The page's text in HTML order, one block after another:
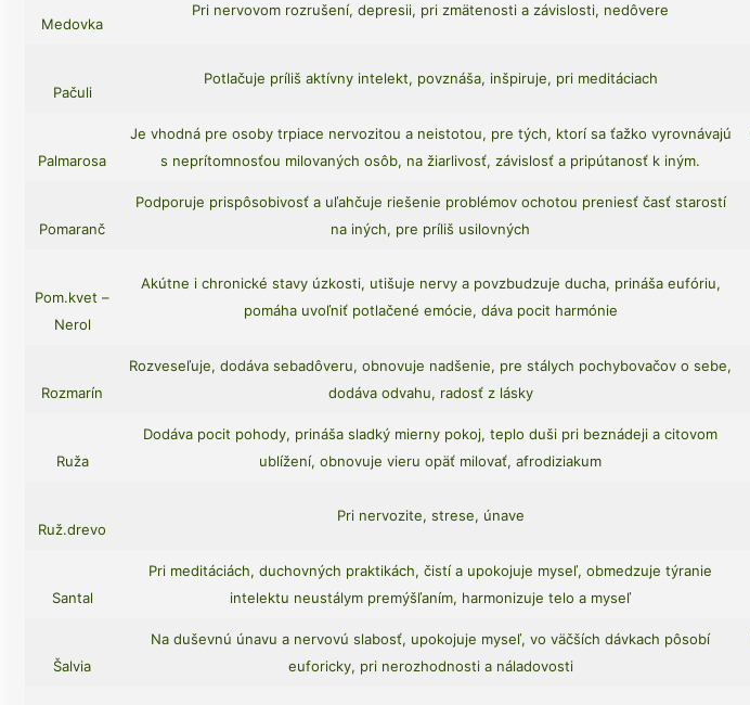
Medovka
Pri nervovom rozrušení, depresii, pri zmätenosti a závislosti, nedôvere
Pačuli
Potlačuje príliš aktívny intelekt, povznáša, inšpiruje, pri meditáciach
Palmarosa
Je vhodná pre osoby trpiace nervozitou a neistotou, pre tých, ktorí sa ťažko vyrovnávajú
s neprítomnosťou milovaných osôb, na žiarlivosť, závislosť a pripútanosť k iným.
Pomaranč
Podporuje prispôsobivosť a uľahčuje riešenie problémov ochotou preniesť časť starostí
na iných, pre príliš usilovných
Pom.kvet –
Nerol
Akútne i chronické stavy úzkosti, utišuje nervy a povzbudzuje ducha, prináša eufóriu,
pomáha uvoľniť potlačené emócie, dáva pocit harmónie
Rozmarín
Rozveseľuje, dodáva sebadôveru, obnovuje nadšenie, pre stálych pochybovačov o sebe,
dodáva odvahu, radosť z lásky
Ruža
Dodáva pocit pohody, prináša sladký mierny pokoj, teplo duši pri beznádeji a citovom
ublížení, obnovuje vieru opäť milovať, afrodiziakum
Ruž.drevo
Pri nervozite, strese, únave
Santal
Pri meditáciách, duchovných praktikách, čistí a upokojuje myseľ, obmedzuje týranie
intelektu neustálym premýšľaním, harmonizuje telo a myseľ
Šalvia
Na duševnú únavu a nervovú slabosť, upokojuje myseľ, vo väčších dávkach pôsobí
euforicky, pri nerozhodnosti a náladovosti